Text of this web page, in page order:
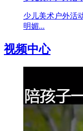
少儿美术户外
明媚...
视频中心